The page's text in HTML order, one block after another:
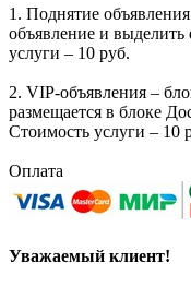
1. Поднятие
объявление и выделить
услуги – 10 руб.
2. VIP-объявления –
размещается в блоке
Стоимость услуги – 10
Оплата
Уважаемый клиент!